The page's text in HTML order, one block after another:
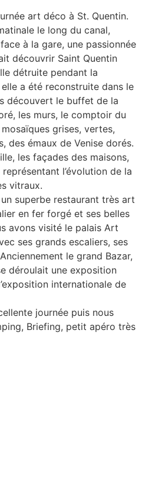
art déco à St. Quentin.
le long du canal,
à la gare, une passionnée
découvrir Saint Quentin
détruite pendant la
a été reconstruite dans le
découvert le buffet de la
les murs, le comptoir du
grises, vertes,
des émaux de Venise dorés.
les façades des maisons,
l’évolution de la
vitraux.
superbe restaurant très art
en fer forgé et ses belles
avons visité le palais Art
ses grands escaliers, ses
le grand Bazar,
déroulait une exposition
internationale de
journée puis nous
Briefing, petit apéro très